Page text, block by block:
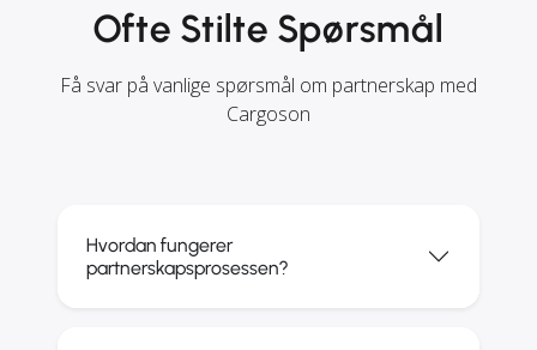
Ofte Stilte Spørsmål
Få svar på vanlige spørsmål om partnerskap med
Cargoson
Hvordan fungerer
partnerskapsprosessen?